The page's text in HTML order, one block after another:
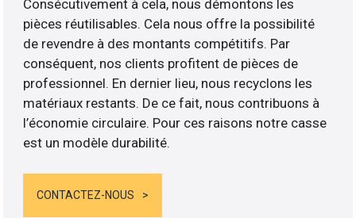
Consécutivement à cela, nous démontons les
pièces réutilisables. Cela nous offre la possibilité
de revendre à des montants compétitifs. Par
conséquent, nos clients profitent de pièces de
professionnel. En dernier lieu, nous recyclons les
matériaux restants. De ce fait, nous contribuons à
l’économie circulaire. Pour ces raisons notre casse
est un modèle durabilité.
CONTACTEZ-NOUS